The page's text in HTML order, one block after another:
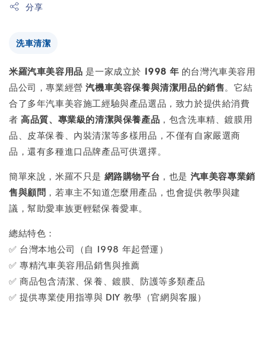
分享
洗車清潔
米羅汽車美容用品 是一家成立於 1998 年 的台灣汽車美容用
品公司，專業經營汽機車美容保養與清潔用品的銷售。它結
合了多年汽車美容施工經驗與產品選品，致力於提供給消費
者高品質、專業級的清潔與保養產品 ，包含洗車精、鍍膜用
品、皮革保養、內裝清潔等多樣用品，不僅有自家嚴選商
品，還有多種進口品牌產品可供選擇。
簡單來說，米羅不只是 網路購物平台 ，也是 汽車美容專業銷
售與顧問 ，若車主不知道怎麼用產品，也會提供教學與建
議，幫助愛車族更輕鬆保養愛車。
總結特色：
✅ 台灣本地公司（自 1998 年起營運）
✅ 專精汽車美容用品銷售與推薦
✅ 商品包含清潔、保養、鍍膜、防護等多類產品
✅ 提供專業使用指導與 DIY 教學（官網與客服）